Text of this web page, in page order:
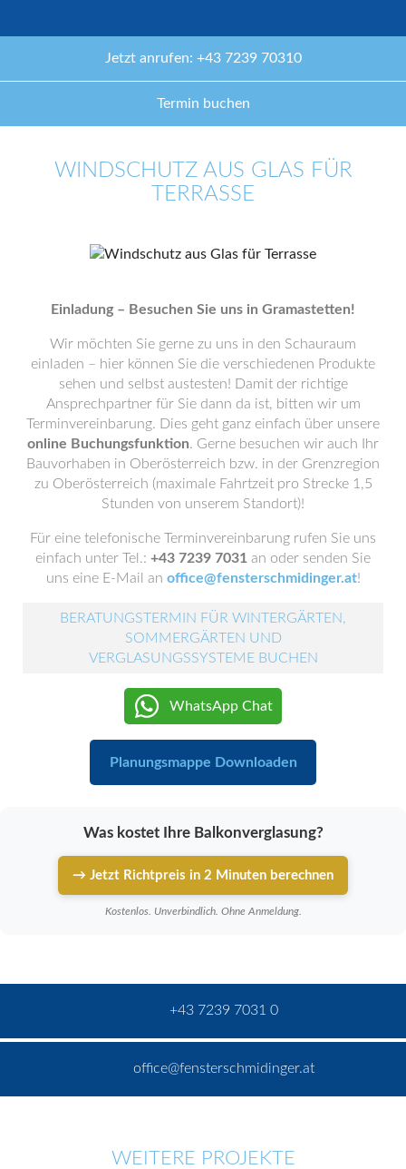
Jetzt anrufen: +43 7239 70310
Termin buchen
WINDSCHUTZ AUS GLAS FÜR
TERRASSE
Einladung – Besuchen Sie uns in Gramastetten!
Wir möchten Sie gerne zu uns in den Schauraum
einladen – hier können Sie die verschiedenen Produkte
sehen und selbst austesten! Damit der richtige
Ansprechpartner für Sie dann da ist, bitten wir um
Terminvereinbarung. Dies geht ganz einfach über unsere
online Buchungsfunktion. Gerne besuchen wir auch Ihr
Bauvorhaben in Oberösterreich bzw. in der Grenzregion
zu Oberösterreich (maximale Fahrtzeit pro Strecke 1,5
Stunden von unserem Standort)!
Für eine telefonische Terminvereinbarung rufen Sie uns
einfach unter Tel.: +43 7239 7031 an oder senden Sie
uns eine E-Mail an office@fensterschmidinger.at!
BERATUNGSTERMIN FÜR WINTERGÄRTEN,
SOMMERGÄRTEN UND
VERGLASUNGSSYSTEME BUCHEN
WhatsApp Chat
Planungsmappe Downloaden
Was kostet Ihre Balkonverglasung?
→ Jetzt Richtpreis in 2 Minuten berechnen
Kostenlos. Unverbindlich. Ohne Anmeldung.
+43 7239 7031 0
office@fensterschmidinger.at
WEITERE PROJEKTE